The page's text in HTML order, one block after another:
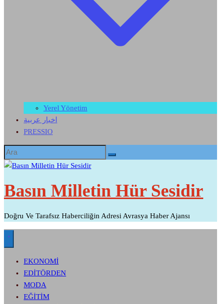
Yerel Yönetim
اخبار عربية
PRESSIO
Basın Milletin Hür Sesidir
Doğru Ve Tarafsız Haberciliğin Adresi Avrasya Haber Ajansı
EKONOMİ
EDİTÖRDEN
MODA
EĞİTİM